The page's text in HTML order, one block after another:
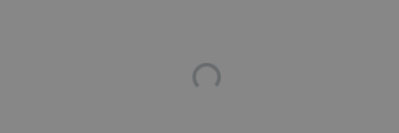
prawidłowo korzystać ze strony internetowej.